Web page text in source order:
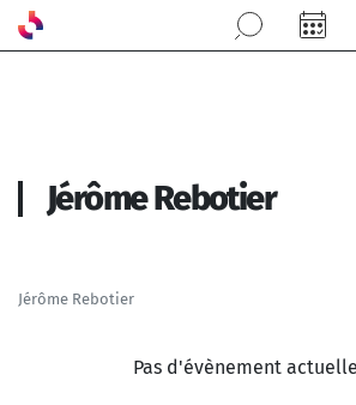
Aller au contenu principal
Jérôme Rebotier
Jérôme Rebotier
Pas d'évènement